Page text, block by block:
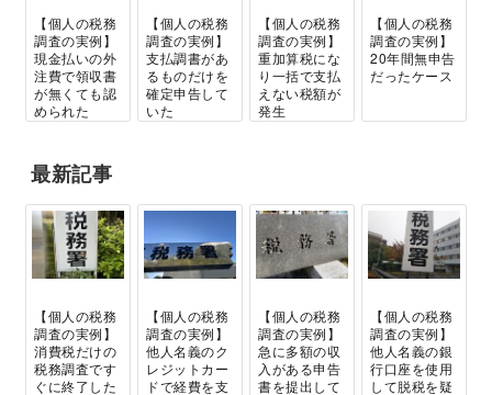
【個人の税務
調査の実例】
現金払いの外
注費で領収書
が無くても認
められた
【個人の税務
調査の実例】
支払調書があ
るものだけを
確定申告して
いた
【個人の税務
調査の実例】
重加算税にな
り一括で支払
えない税額が
発生
【個人の税務
調査の実例】
20年間無申告
だったケース
最新記事
【個人の税務
調査の実例】
消費税だけの
税務調査です
ぐに終了した
【個人の税務
調査の実例】
他人名義のク
レジットカー
ドで経費を支
【個人の税務
調査の実例】
急に多額の収
入がある申告
書を提出して
【個人の税務
調査の実例】
他人名義の銀
行口座を使用
して脱税を疑